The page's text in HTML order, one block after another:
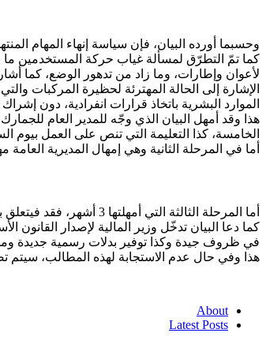
وحسبما أورده البيان، فإن سياسة إنهاء المهام
كما تمّ التطرّق لمسألة غياب حركة المستخدمين
لأعوان وإطارات، وما زاد من تدهور الوضع، كما
الموارد البشرية باتخاذ قرارات انفرادية، دون
الخامسة، كذا التعليمة التي تنص على العمل بيوم
أما في المرحلة الثانية وهي إمهال المديرية العامة مهلة
أما المرحلة الثالثة التي أمهلتها 3 أشهر، فقد فيتعلق بترقية كل أعوان وضباط وإطارات الجمارك الذين لهم 10 سنوات في نفس الرتبة وفتح باب للمسابقات الترقية كل 5 سنوات.
كما دعا البيان تدخّل وزير المالية لإصدار
في ظروف جيدة وكذا توفير بدلات رسمية جديدة ومن
هذا وفي حال عدم الاستجابة لهذه المطالب، سيتم
About
Latest Posts